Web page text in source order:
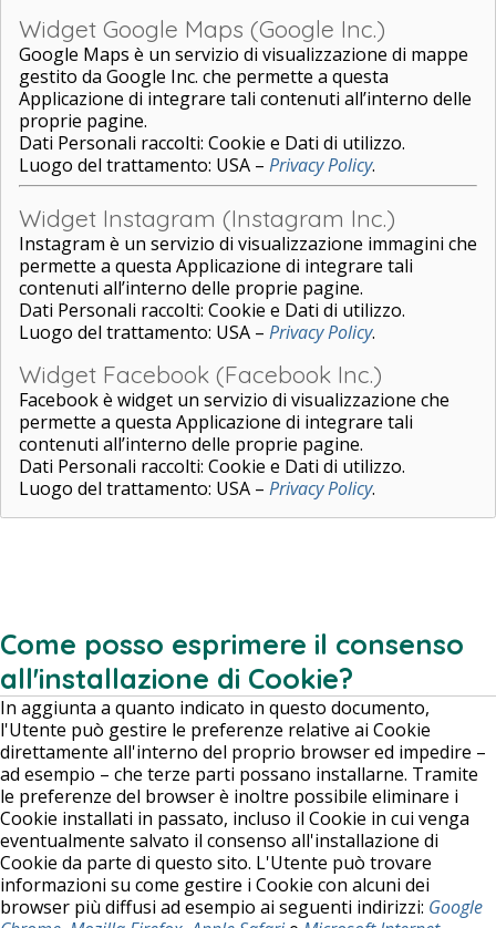
Widget Google Maps (Google Inc.)
Google Maps è un servizio di visualizzazione di mappe
gestito da Google Inc. che permette a questa
Applicazione di integrare tali contenuti all’interno delle
proprie pagine.
Dati Personali raccolti: Cookie e Dati di utilizzo.
Luogo del trattamento: USA – Privacy Policy.
Widget Instagram (Instagram Inc.)
Instagram è un servizio di visualizzazione immagini che
permette a questa Applicazione di integrare tali
contenuti all’interno delle proprie pagine.
Dati Personali raccolti: Cookie e Dati di utilizzo.
Luogo del trattamento: USA – Privacy Policy.
Widget Facebook (Facebook Inc.)
Facebook è widget un servizio di visualizzazione che
permette a questa Applicazione di integrare tali
contenuti all’interno delle proprie pagine.
Dati Personali raccolti: Cookie e Dati di utilizzo.
Luogo del trattamento: USA – Privacy Policy.
Come posso esprimere il consenso
all'installazione di Cookie?
In aggiunta a quanto indicato in questo documento,
l'Utente può gestire le preferenze relative ai Cookie
direttamente all'interno del proprio browser ed impedire –
ad esempio – che terze parti possano installarne. Tramite
le preferenze del browser è inoltre possibile eliminare i
Cookie installati in passato, incluso il Cookie in cui venga
eventualmente salvato il consenso all'installazione di
Cookie da parte di questo sito. L'Utente può trovare
informazioni su come gestire i Cookie con alcuni dei
browser più diffusi ad esempio ai seguenti indirizzi: Google